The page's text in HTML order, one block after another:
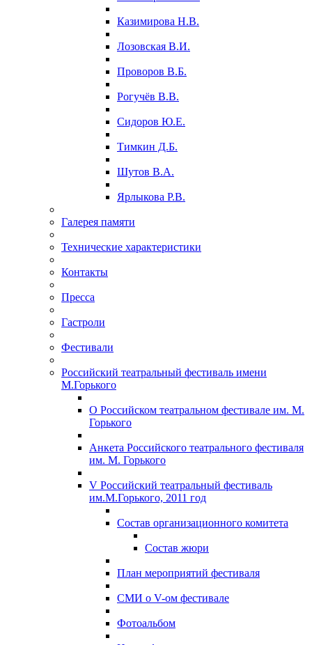
Казимирова Н.В.
Лозовская В.И.
Проворов В.Б.
Рогучёв В.В.
Сидоров Ю.Е.
Тимкин Д.Б.
Шутов В.А.
Ярлыкова Р.В.
Галерея памяти
Технические характеристики
Контакты
Пресса
Гастроли
Фестивали
Российский театральный фестиваль имени
М.Горького
О Российском театральном фестивале им. М.
Горького
Анкета Российского театрального фестиваля
им. М. Горького
V Российский театральный фестиваль
им.М.Горького, 2011 год
Состав организационного комитета
Состав жюри
План мероприятий фестиваля
СМИ о V-ом фестивале
Фотоальбом